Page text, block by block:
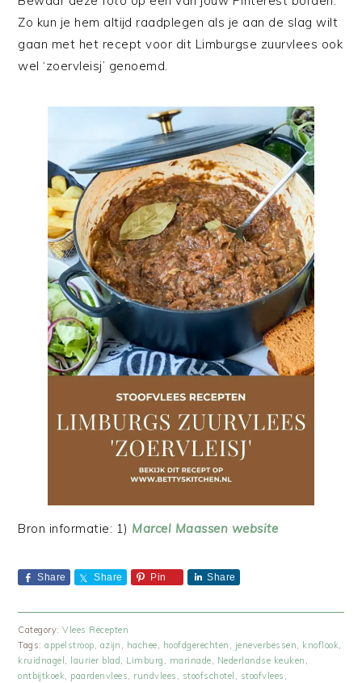
Zo kun je hem altijd raadplegen als je aan de slag wilt
gaan met het recept voor dit Limburgse zuurvlees ook
wel ‘zoervleisj’ genoemd.
Bron informatie: 1) Marcel Maassen website
Share Share Pin Share
Category:Vlees Recepten
Tags:appelstroop, azijn , hachee, hoofdgerechten , jeneverbessen, knoflook,
kruidnagel , laurier blad , Limburg , marinade, Nederlandse keuken ,
ontbijtkoek, paardenvlees, rundvlees , stoofschotel , stoofvlees ,